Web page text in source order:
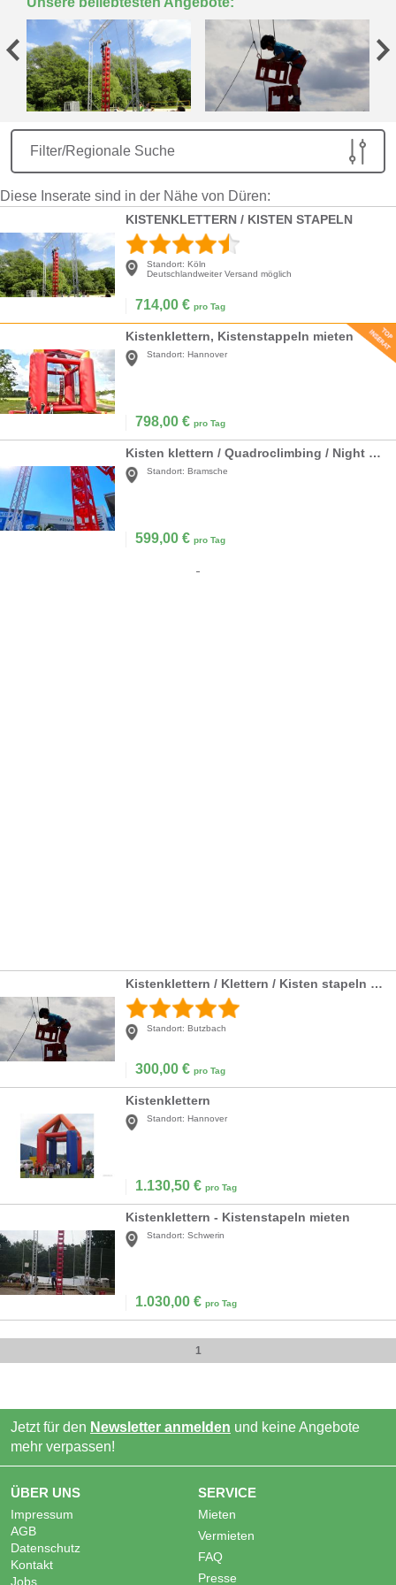
Filter/Regionale Suche
Diese Inserate sind in der Nähe von Düren:
KISTENKLETTERN / KISTEN STAPELN
Standort: Köln
Deutschlandweiter Versand möglich
714,00 € pro Tag
Kistenklettern, Kistenstappeln mieten
Standort: Hannover
798,00 € pro Tag
Kisten klettern / Quadroclimbing / Night Climbing / Kisten stapeln
Standort: Bramsche
599,00 € pro Tag
Kistenklettern / Klettern / Kisten stapeln / Bierkischtenuffkrabbele
Standort: Butzbach
300,00 € pro Tag
Kistenklettern
Standort: Hannover
1.130,50 € pro Tag
Kistenklettern - Kistenstapeln mieten
Standort: Schwerin
1.030,00 € pro Tag
1
Jetzt für den Newsletter anmelden und keine Angebote
mehr verpassen!
ÜBER UNS
Impressum
AGB
Datenschutz
Kontakt
Jobs
SERVICE
Mieten
Vermieten
FAQ
Presse